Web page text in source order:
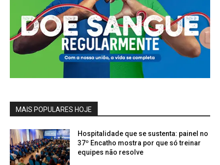
MAIS POPULARES HOJE
Hospitalidade que se sustenta: painel no
37º Encatho mostra por que só treinar
equipes não resolve